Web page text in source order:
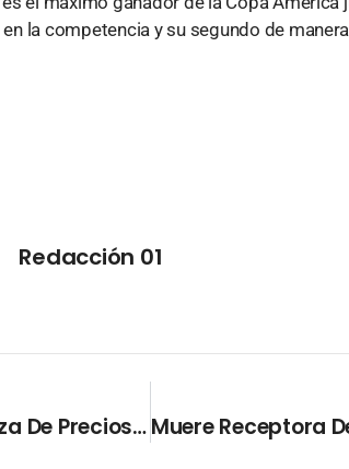
la competencia y su segundo de
Redacción 01
Defensoría Investiga Alza De Precios En Supermercados